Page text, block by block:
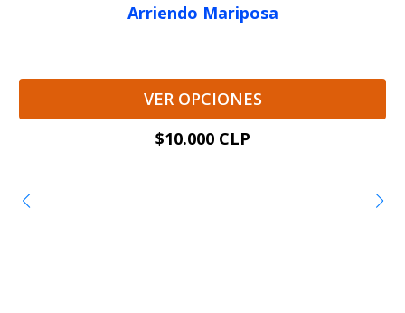
Arriendo Mariposa
VER OPCIONES
$10.000 CLP